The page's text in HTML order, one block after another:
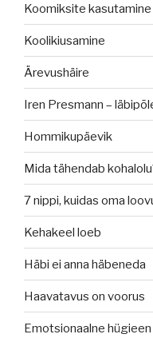
Koomiksite
Koolikiusamine
Ärevushäire
Iren Presmann –
Hommikupäevik
Mida tähendab
7 nippi, kuidas oma
Kehakeel loeb
Häbi ei anna häbeneda
Haavatavus on voorus
Emotsionaalne hügieen